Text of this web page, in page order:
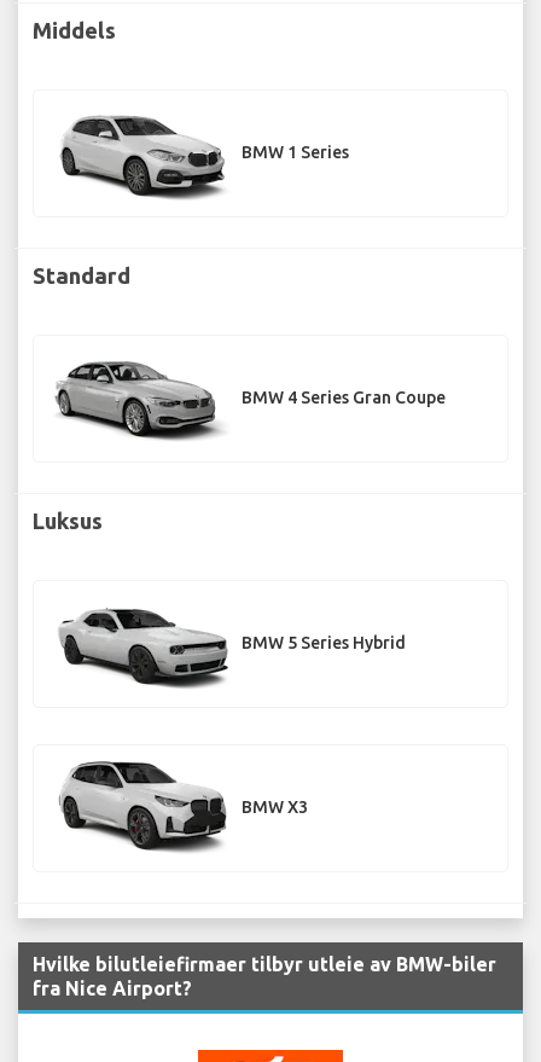
Middels
BMW 1 Series
Standard
BMW 4 Series Gran Coupe
Luksus
BMW 5 Series Hybrid
BMW X3
Hvilke bilutleiefirmaer tilbyr utleie av BMW-biler
fra Nice Airport?